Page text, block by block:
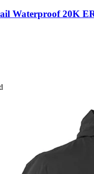
Waterproof 20K